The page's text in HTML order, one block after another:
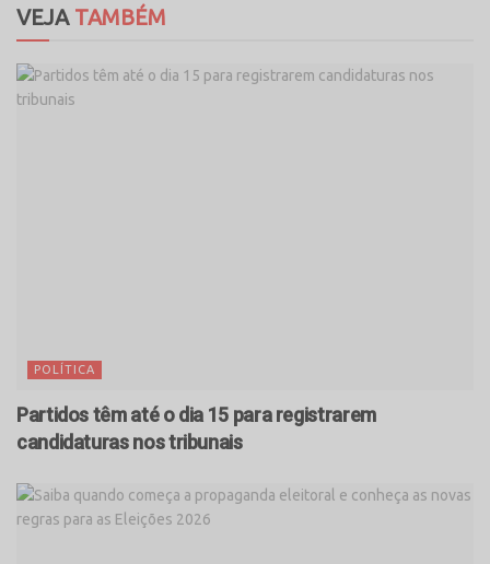
VEJATAMBÉM
POLÍTICA
Partidos têm até o dia 15 para registrarem
candidaturas nos tribunais